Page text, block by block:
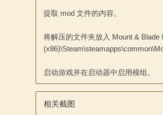
提取 mod 文件的内容。
将解压的文件夹放入 Mount & Blade
启动游戏并在启动器中启用模组。
相关截图